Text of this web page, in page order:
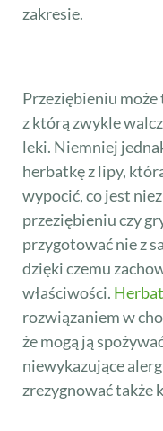
zakresie.
Przeziębieniu może
z którą zwykle
leki. Niemniej
herbatkę z lipy,
wypocić, co jest
przeziębieniu czy
przygotować nie z
dzięki czemu
właściwości.
rozwiązaniem w
że mogą ją
niewykazujące
zrezygnować także